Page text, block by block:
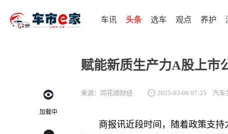
车讯 头条 选车 观点 养护
加载中
赋能新质生产力A股上市
来源：同花顺财经 2025-03-06 07:25 汽车
商报讯近段时间，随着政策支